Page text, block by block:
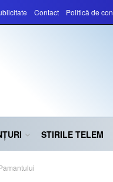
Contact Politică de
STIRILE TELEM